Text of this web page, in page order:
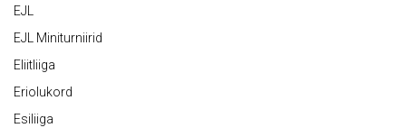
EJL
EJL Miniturniirid
Eliitliiga
Eriolukord
Esiliiga